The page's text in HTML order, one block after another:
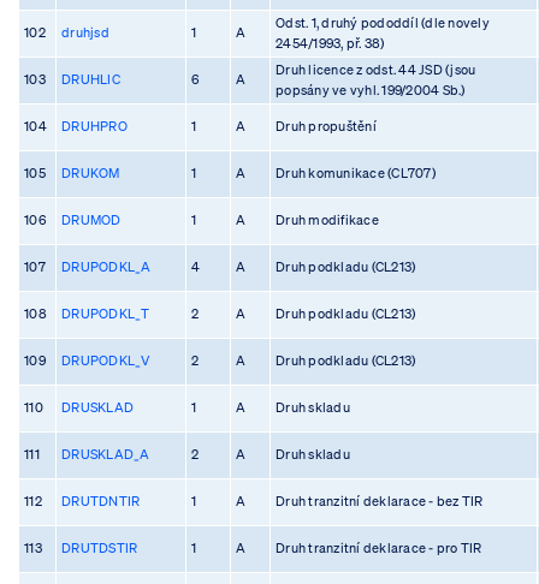
102 druhjsd 1 A
Odst. 1, druhý pododdíl (dle novely
2454/1993, př. 38)
103 DRUHLIC 6 A
Druh licence z odst. 44 JSD (jsou
popsány ve vyhl. 199/2004 Sb.)
104 DRUHPRO 1 A Druh propuštění
105 DRUKOM 1 A Druh komunikace (CL707)
106 DRUMOD 1 A Druh modifikace
107 DRUPODKL_A 4 A Druh podkladu (CL213)
108 DRUPODKL_T 2 A Druh podkladu (CL213)
109 DRUPODKL_V 2 A Druh podkladu (CL213)
110 DRUSKLAD 1 A Druh skladu
111 DRUSKLAD_A 2 A Druh skladu
112 DRUTDNTIR 1 A Druh tranzitní deklarace - bez TIR
113 DRUTDSTIR 1 A Druh tranzitní deklarace - pro TIR